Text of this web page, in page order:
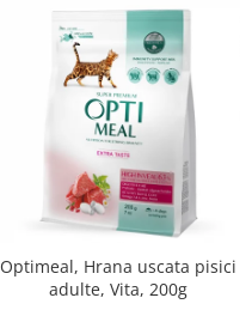
Optimeal, Hrana uscata pisici
adulte, Vita, 200g